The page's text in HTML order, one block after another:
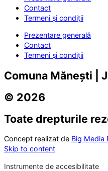
Contact
Termeni și condiții
Prezentare generală
Contact
Termeni și condiții
Comuna Mănești |
© 2026
Toate drepturile
Concept realizat de Big Media
Skip to content
Instrumente de accesibilitate